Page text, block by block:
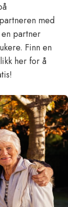
med
partner
Finn en
her for å